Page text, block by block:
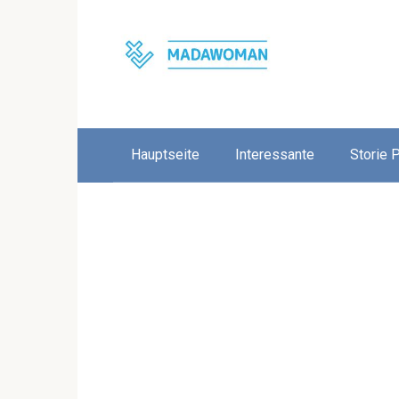
Hauptseite Interessante Storie